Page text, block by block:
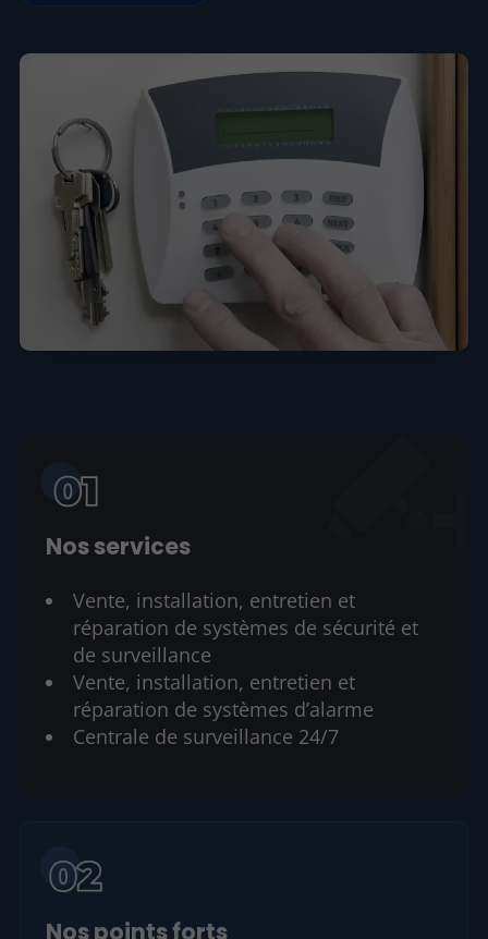
Nos services
Vente, installation, entretien et
réparation de systèmes de sécurité et
de surveillance
Vente, installation, entretien et
réparation de systèmes d’alarme
Centrale de surveillance 24/7
Nos points forts